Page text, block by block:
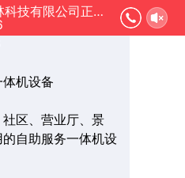
北京天创科林科技有限公司正在为您服务
为您服务~
（同微信）
机设备
区、营业厅、景
自助服务一体机设